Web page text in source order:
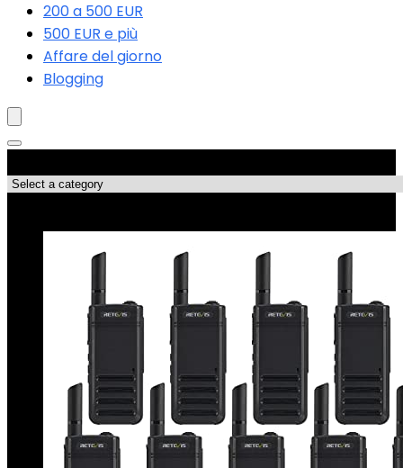
200 a 500 EUR
500 EUR e più
Affare del giorno
Blogging